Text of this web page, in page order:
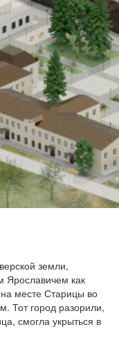
земли,
Ярославичем как
месте Старицы во
Тот город разорили,
смогла укрыться в